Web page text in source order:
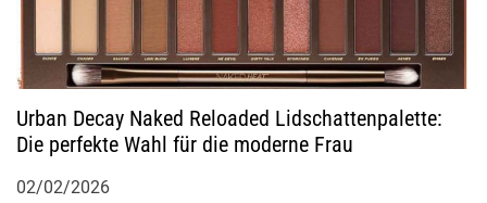
Urban Decay Naked Reloaded Lidschattenpalette:
Die perfekte Wahl für die moderne Frau
02/02/2026